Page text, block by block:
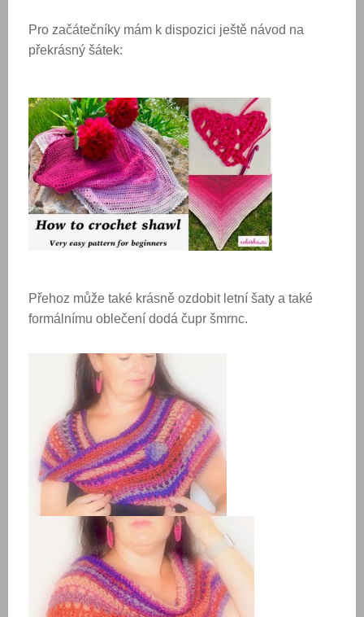
Pro začátečníky mám k dispozici ještě návod na
překrásný šátek:
Přehoz může také krásně ozdobit letní šaty a také
formálnímu oblečení dodá čupr šmrnc.